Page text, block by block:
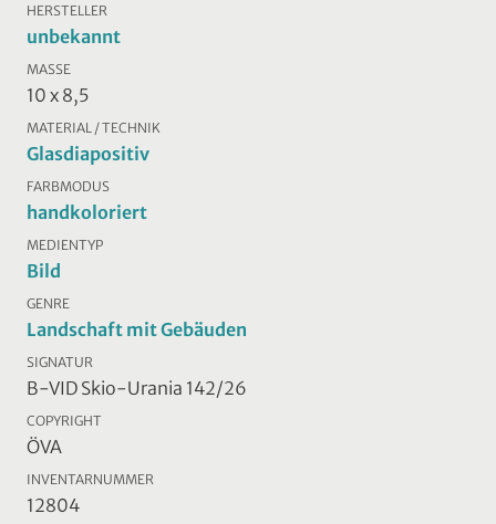
HERSTELLER
unbekannt
MASSE
10 x 8,5
MATERIAL / TECHNIK
Glasdiapositiv
FARBMODUS
handkoloriert
MEDIENTYP
Bild
GENRE
Landschaft mit Gebäuden
SIGNATUR
B-VID Skio-Urania 142/26
COPYRIGHT
ÖVA
INVENTARNUMMER
12804